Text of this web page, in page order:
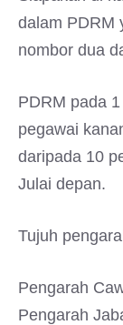
dalam PDRM
nombor dua
PDRM pada
pegawai
daripada 10
Julai depan.
Tujuh
Pengarah
Pengarah